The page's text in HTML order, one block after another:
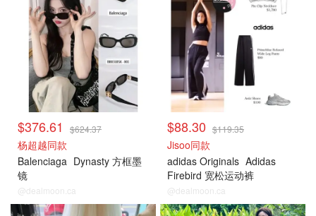
$376.61 $624.37
杨超越同款
Balenciaga Dynasty 方框墨
镜
@dealmoon.ca
$88.30 $119.35
Jisoo同款
adidas Originals Adidas
Firebird 宽松运动裤
@dealmoon.ca